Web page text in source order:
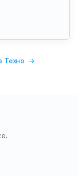
Техно →